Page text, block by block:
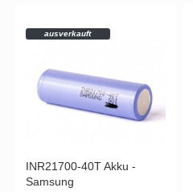
ausverkauft
INR21700-40T Akku -
Samsung